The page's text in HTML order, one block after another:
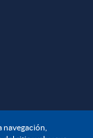
navegación,